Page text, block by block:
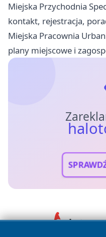
Miejska Przychodnia
kontakt, rejestracja,
Miejska Pracownia
plany miejscowe i